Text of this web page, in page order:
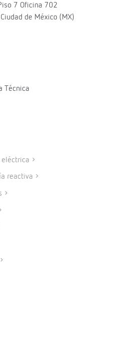
7 Oficina 702
de México (MX)
Técnica
eléctrica
reactiva